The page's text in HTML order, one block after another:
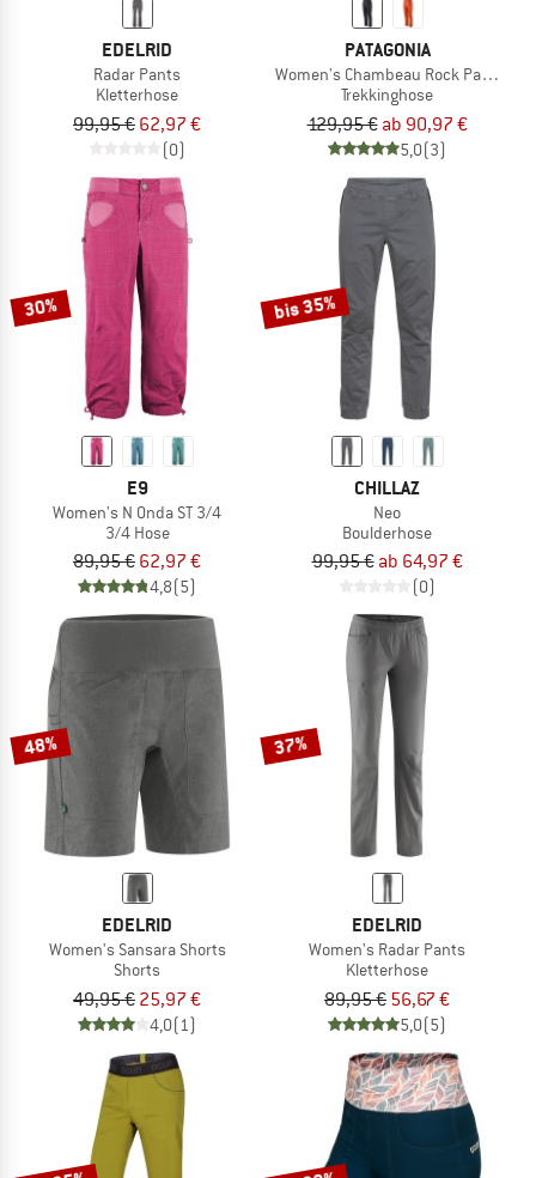
EDELRID
Radar Pants
Kletterhose
99,95 € 62,97 €
(0)
PATAGONIA
Women's Chambeau Rock Pants
Trekkinghose
129,95 € ab 90,97 €
5,0(3)
30%
E9
Women's N Onda ST 3/4
3/4 Hose
89,95 € 62,97 €
4,8(5)
bis 35%
CHILLAZ
Neo
Boulderhose
99,95 € ab 64,97 €
(0)
48%
EDELRID
Women's Sansara Shorts
Shorts
49,95 € 25,97 €
4,0(1)
37%
EDELRID
Women's Radar Pants
Kletterhose
89,95 € 56,67 €
5,0(5)